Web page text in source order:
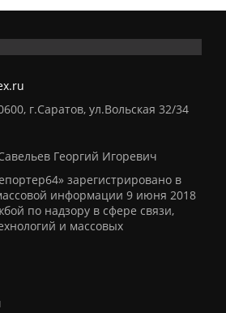
г.Саратов, ул.Вольская 32/34
Георгий Игоревич
зарегистрировано в
информации 9 июня 2018
по надзору в сфере связи,
и массовых